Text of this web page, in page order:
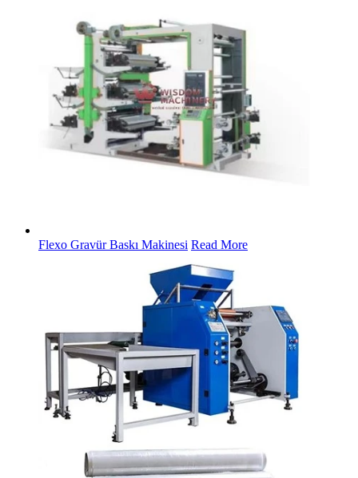
Flexo Gravür Baskı Makinesi Read More